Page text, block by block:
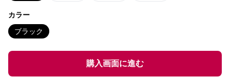
カラー
ブラック
購入画面に進む